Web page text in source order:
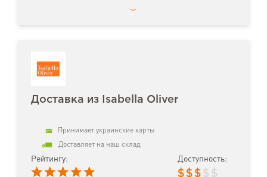
Доставка из Isabella Oliver
Принимает украинские карты
Доставляет на наш склад
Рейтингу: Доступность:
$ $ $ $ $